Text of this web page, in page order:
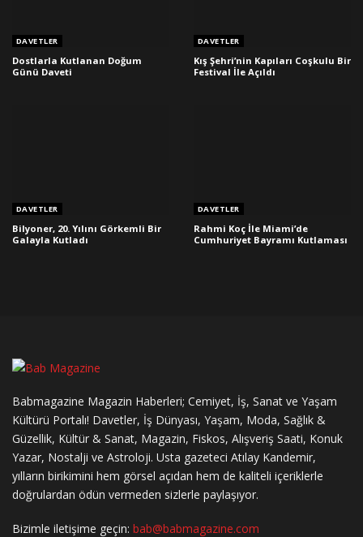
DAVETLER
Dostlarla Kutlanan Doğum
Günü Daveti
DAVETLER
Kış Şehri’nin Kapıları Coşkulu Bir
Festival İle Açıldı
DAVETLER
Bilyoner, 20. Yılını Görkemli Bir
Galayla Kutladı
DAVETLER
Rahmi Koç İle Miami’de
Cumhuriyet Bayramı Kutlaması
Babmagazine Magazin Haberleri; Cemiyet, İş, Sanat ve Yaşam
Kültürü Portalı! Davetler, İş Dünyası, Yaşam, Moda, Sağlık &
Güzellik, Kültür & Sanat, Magazin, Fiskos, Alışveriş Saati, Konuk
Yazar, Nostalji ve Astroloji. Usta gazeteci Atılay Kandemir,
yılların birikimini hem görsel açıdan hem de kaliteli içeriklerle
doğrulardan ödün vermeden sizlerle paylaşıyor.
Bizimle iletişime geçin: bab@babmagazine.com